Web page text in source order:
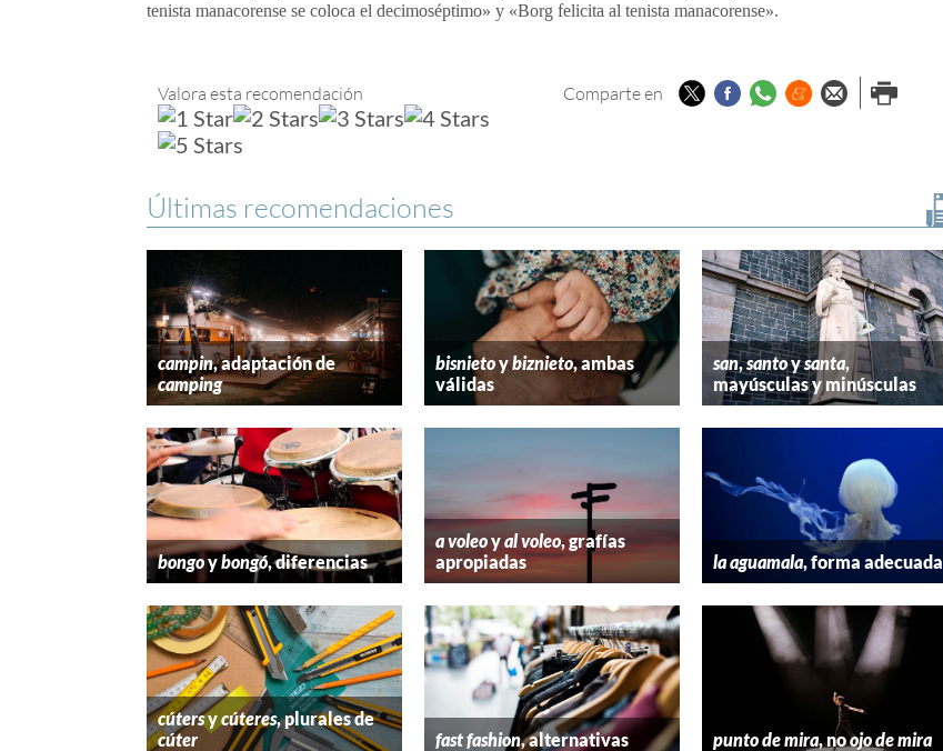
tenista manacorense se coloca el decimoséptimo» y «Borg felicita al tenista manacorense».
Valora esta recomendación Comparte en TwitterFacebook
Whatsapp
Menéame
Enviar porImprimir
Últimas recomendaciones
campin, adaptación de
camping
bisnietoybiznieto, ambas
válidas
san,santoysanta,
mayúsculas y minúsculas
bongoybongó, diferencias
a voleoyal voleo, grafías
apropiadas
la aguamala, forma adecuada
cútersycúteres, plurales de
cúter
fast fashion, alternativas punto de mira, noojo de mira